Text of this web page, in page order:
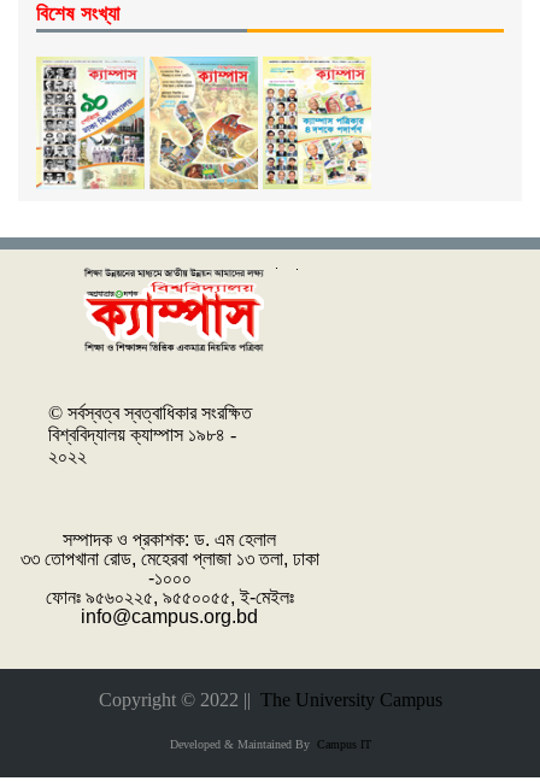
বিশেষ সংখ্যা
© সর্বস্বত্ব স্বত্বাধিকার সংরক্ষিত
বিশ্ববিদ্যালয় ক্যাম্পাস ১৯৮৪ -
২০২২
সম্পাদক ও প্রকাশক: ‌ড. এম হেলাল
৩৩ তোপখানা রোড, মেহেরবা প্লাজা ১৩ তলা, ঢাকা
-১০০০
ফোনঃ ৯৫৬০২২৫, ৯৫৫০০৫৫, ই-মেইলঃ
info@campus.org.bd
Copyright © 2022 || The University Campus
Developed & Maintained ByCampus IT